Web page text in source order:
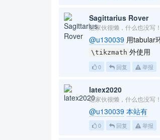
Sagittarius Rover
这家伙很懒，什么也没写！
@u130039 用tabular
\tikzmath 外使用
0 回复 举报
latex2020
这家伙很懒，什么也没写！
@u130039 本站有
0 回复 举报